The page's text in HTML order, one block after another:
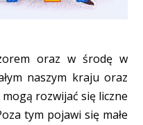
oraz w środę w
naszym kraju oraz
rozwijać się liczne
tym pojawi się małe